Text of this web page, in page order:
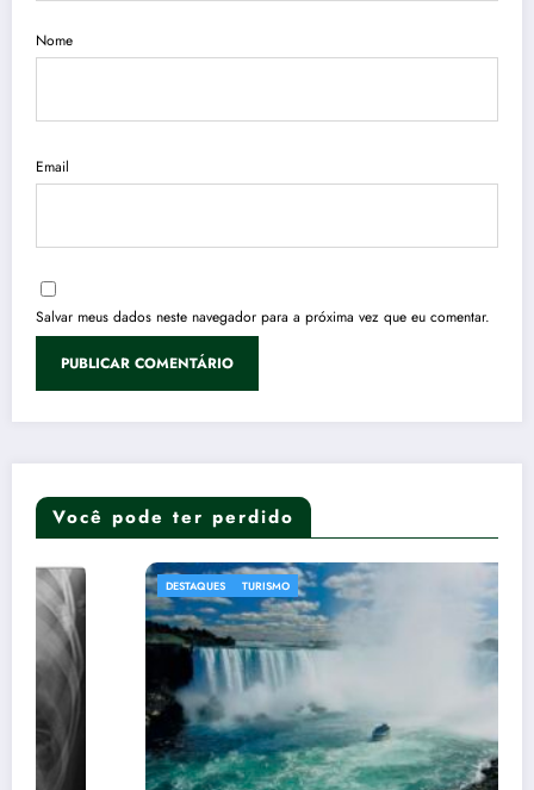
Nome
Email
Salvar meus dados neste navegador para a próxima vez que eu comentar.
Você pode ter perdido
DESTAQUES TURISMO